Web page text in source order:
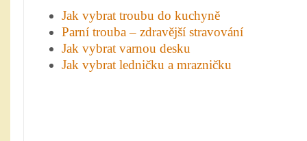
Jak vybrat troubu do kuchyně
Parní trouba – zdravější stravování
Jak vybrat varnou desku
Jak vybrat ledničku a mrazničku